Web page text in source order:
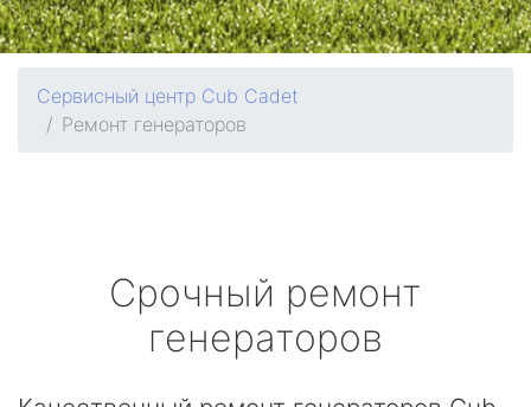
Сервисный центр Cub Cadet
Ремонт генераторов
Срочный ремонт
генераторов